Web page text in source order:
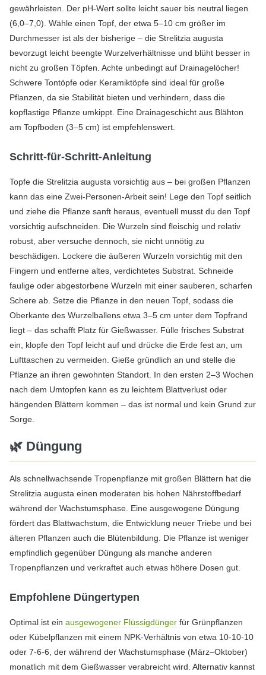
gewährleisten. Der pH-Wert sollte leicht sauer bis neutral liegen
(6,0–7,0). Wähle einen Topf, der etwa 5–10 cm größer im
Durchmesser ist als der bisherige – die Strelitzia augusta
bevorzugt leicht beengte Wurzelverhältnisse und blüht besser in
nicht zu großen Töpfen. Achte unbedingt auf Drainagelöcher!
Schwere Tontöpfe oder Keramiktöpfe sind ideal für große
Pflanzen, da sie Stabilität bieten und verhindern, dass die
kopflastige Pflanze umkippt. Eine Drainageschicht aus Blähton
am Topfboden (3–5 cm) ist empfehlenswert.
Schritt-für-Schritt-Anleitung
Topfe die Strelitzia augusta vorsichtig aus – bei großen Pflanzen
kann das eine Zwei-Personen-Arbeit sein! Lege den Topf seitlich
und ziehe die Pflanze sanft heraus, eventuell musst du den Topf
vorsichtig aufschneiden. Die Wurzeln sind fleischig und relativ
robust, aber versuche dennoch, sie nicht unnötig zu
beschädigen. Lockere die äußeren Wurzeln vorsichtig mit den
Fingern und entferne altes, verdichtetes Substrat. Schneide
faulige oder abgestorbene Wurzeln mit einer sauberen, scharfen
Schere ab. Setze die Pflanze in den neuen Topf, sodass die
Oberkante des Wurzelballens etwa 3–5 cm unter dem Topfrand
liegt – das schafft Platz für Gießwasser. Fülle frisches Substrat
ein, klopfe den Topf leicht auf und drücke die Erde fest an, um
Lufttaschen zu vermeiden. Gieße gründlich an und stelle die
Pflanze an ihren gewohnten Standort. In den ersten 2–3 Wochen
nach dem Umtopfen kann es zu leichtem Blattverlust oder
hängenden Blättern kommen – das ist normal und kein Grund zur
Sorge.
🌿 Düngung
Als schnellwachsende Tropenpflanze mit großen Blättern hat die
Strelitzia augusta einen moderaten bis hohen Nährstoffbedarf
während der Wachstumsphase. Eine ausgewogene Düngung
fördert das Blattwachstum, die Entwicklung neuer Triebe und bei
älteren Pflanzen auch die Blütenbildung. Die Pflanze ist weniger
empfindlich gegenüber Düngung als manche anderen
Tropenpflanzen und verkraftet auch etwas höhere Dosen gut.
Empfohlene Düngertypen
Optimal ist ein ausgewogener Flüssigdünger für Grünpflanzen
oder Kübelpflanzen mit einem NPK-Verhältnis von etwa 10-10-10
oder 7-6-6, der während der Wachstumsphase (März–Oktober)
monatlich mit dem Gießwasser verabreicht wird. Alternativ kannst